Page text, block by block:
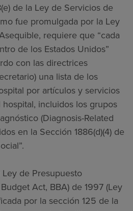
de la Ley de Servicios de
fue promulgada por la Ley
requiere que “cada
de los Estados Unidos”
con las directrices
una lista de los
por artículos y servicios
incluidos los grupos
(Diagnosis-Related
en la Sección 1886(d)(4) de
de Presupuesto
Act, BBA) de 1997 (Ley
por la sección 125 de la